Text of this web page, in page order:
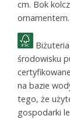
cm. Bok
ornamentem.
środowisku
na bazie
tego, że
gospodarki